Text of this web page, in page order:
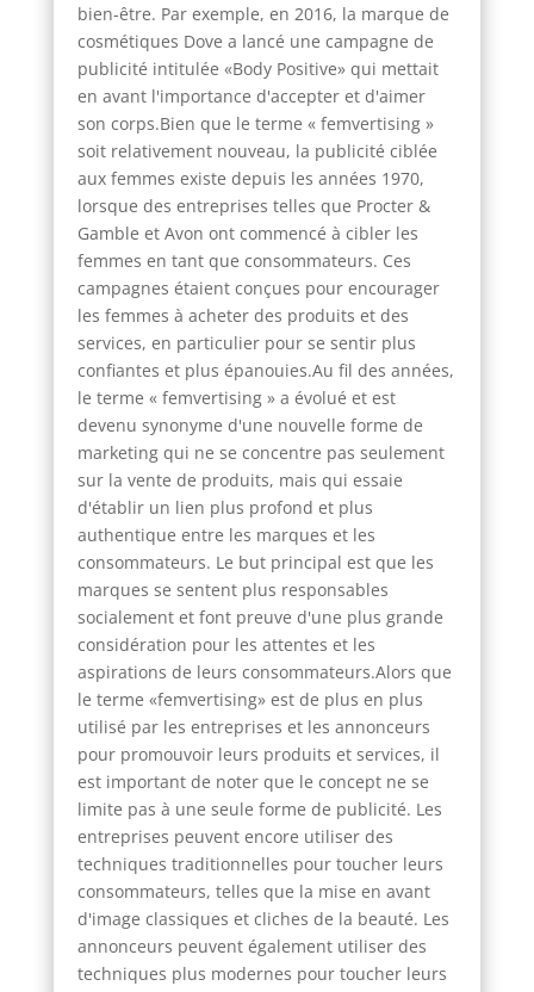
bien-être. Par exemple, en 2016, la marque de
cosmétiques Dove a lancé une campagne de
publicité intitulée «Body Positive» qui mettait
en avant l'importance d'accepter et d'aimer
son corps.Bien que le terme « femvertising »
soit relativement nouveau, la publicité ciblée
aux femmes existe depuis les années 1970,
lorsque des entreprises telles que Procter &
Gamble et Avon ont commencé à cibler les
femmes en tant que consommateurs. Ces
campagnes étaient conçues pour encourager
les femmes à acheter des produits et des
services, en particulier pour se sentir plus
confiantes et plus épanouies.Au fil des années,
le terme « femvertising » a évolué et est
devenu synonyme d'une nouvelle forme de
marketing qui ne se concentre pas seulement
sur la vente de produits, mais qui essaie
d'établir un lien plus profond et plus
authentique entre les marques et les
consommateurs. Le but principal est que les
marques se sentent plus responsables
socialement et font preuve d'une plus grande
considération pour les attentes et les
aspirations de leurs consommateurs.Alors que
le terme «femvertising» est de plus en plus
utilisé par les entreprises et les annonceurs
pour promouvoir leurs produits et services, il
est important de noter que le concept ne se
limite pas à une seule forme de publicité. Les
entreprises peuvent encore utiliser des
techniques traditionnelles pour toucher leurs
consommateurs, telles que la mise en avant
d'image classiques et cliches de la beauté. Les
annonceurs peuvent également utiliser des
techniques plus modernes pour toucher leurs